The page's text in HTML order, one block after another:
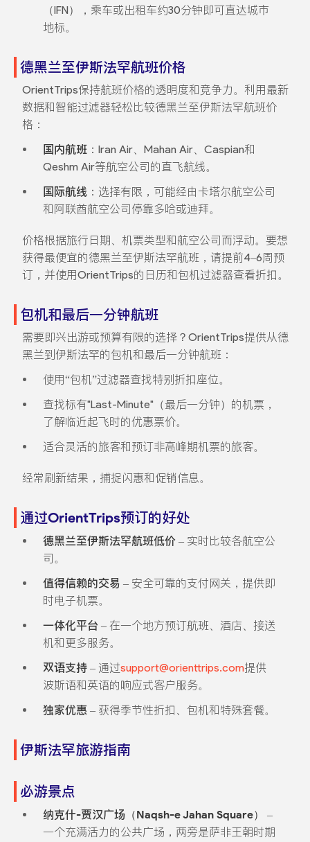
（IFN），乘车或出租车约30分钟即可直达城市
地标。
德黑兰至伊斯法罕航班价格
OrientTrips保持航班价格的透明度和竞争力。利用最新
数据和智能过滤器轻松比较德黑兰至伊斯法罕航班价
格：
国内航班：Iran Air、Mahan Air、Caspian和
Qeshm Air等航空公司的直飞航线。
国际航线：选择有限，可能经由卡塔尔航空公司
和阿联酋航空公司停靠多哈或迪拜。
价格根据旅行日期、机票类型和航空公司而浮动。要想
获得最便宜的德黑兰至伊斯法罕航班，请提前4–6周预
订，并使用OrientTrips的日历和包机过滤器查看折扣。
包机和最后一分钟航班
需要即兴出游或预算有限的选择？OrientTrips提供从德
黑兰到伊斯法罕的包机和最后一分钟航班：
使用“包机”过滤器查找特别折扣座位。
查找标有"Last-Minute"（最后一分钟）的机票，
了解临近起飞时的优惠票价。
适合灵活的旅客和预订非高峰期机票的旅客。
经常刷新结果，捕捉闪惠和促销信息。
通过OrientTrips预订的好处
德黑兰至伊斯法罕航班低价 – 实时比较各航空公
司。
值得信赖的交易 – 安全可靠的支付网关，提供即
时电子机票。
一体化平台 – 在一个地方预订航班、酒店、接送
机和更多服务。
双语支持– 通过support@orienttrips.com提供
波斯语和英语的响应式客户服务。
独家优惠– 获得季节性折扣、包机和特殊套餐。
伊斯法罕旅游指南
必游景点
纳克什-贾汉广场（Naqsh-e Jahan Square）
–
一个充满活力的公共广场，两旁是萨非王朝时期